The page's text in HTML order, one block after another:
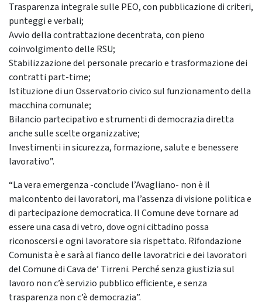
Trasparenza integrale sulle PEO, con pubblicazione di criteri,
punteggi e verbali;
Avvio della contrattazione decentrata, con pieno
coinvolgimento delle RSU;
Stabilizzazione del personale precario e trasformazione dei
contratti part-time;
Istituzione di un Osservatorio civico sul funzionamento della
macchina comunale;
Bilancio partecipativo e strumenti di democrazia diretta
anche sulle scelte organizzative;
Investimenti in sicurezza, formazione, salute e benessere
lavorativo”.
“La vera emergenza -conclude l’Avagliano- non è il
malcontento dei lavoratori, ma l’assenza di visione politica e
di partecipazione democratica. Il Comune deve tornare ad
essere una casa di vetro, dove ogni cittadino possa
riconoscersi e ogni lavoratore sia rispettato. Rifondazione
Comunista è e sarà al fianco delle lavoratrici e dei lavoratori
del Comune di Cava de’ Tirreni. Perché senza giustizia sul
lavoro non c’è servizio pubblico efficiente, e senza
trasparenza non c’è democrazia”.